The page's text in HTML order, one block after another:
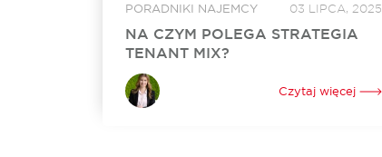
PORADNIKI NAJEMCY 03 LIPCA, 2025
NA CZYM POLEGA STRATEGIA
TENANT MIX?
Zarządzanie przestrzenią w obiektach
handlowych to ogromne wyzwanie, które
wymaga precyzyjnego zrównoważenia
Czytaj więcej